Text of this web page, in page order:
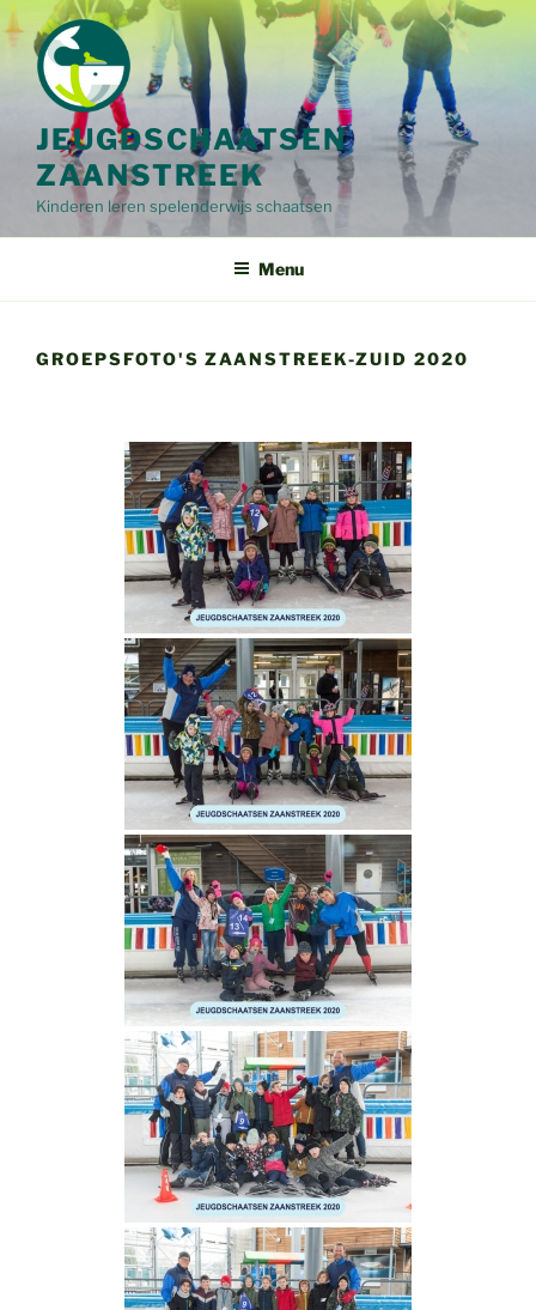
Ga
naar
inhoud
JEUGDSCHAATSEN
ZAANSTREEK
Kinderen leren spelenderwijs schaatsen
Menu
GROEPSFOTO'S ZAANSTREEK-ZUID 2020